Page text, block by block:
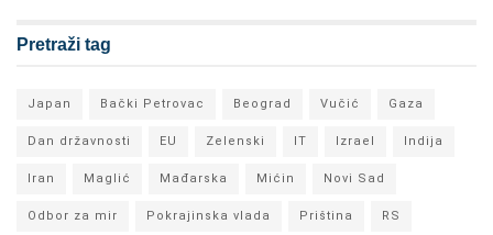
Pretraži tag
Japan Bački Petrovac Beograd Vučić Gaza
Dan državnosti EU Zelenski IT Izrael Indija
Iran Maglić Mađarska Mićin Novi Sad
Odbor za mir Pokrajinska vlada Priština RS